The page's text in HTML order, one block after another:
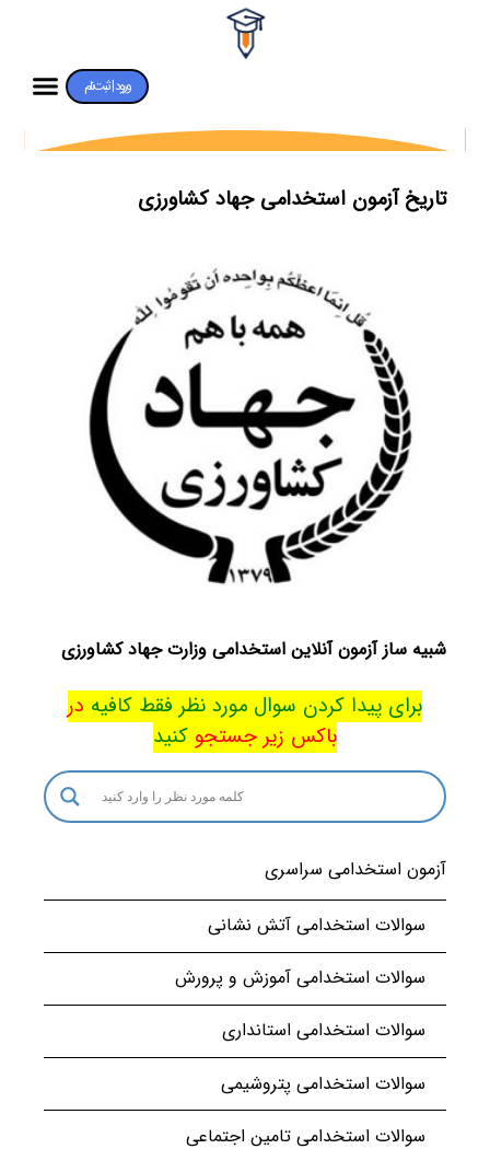
ورود | ثبت‌نام
تاریخ آزمون استخدامی جهاد کشاورزی
شبیه‌ ساز آزمون آنلاین استخدامی وزارت جهاد کشاورزی
برای پیدا کردن سوال مورد نظر فقط کافیه در
باکس زیر جستجو کنید
آزمون استخدامی سراسری
سوالات استخدامی آتش نشانی
سوالات استخدامی آموزش و پرورش
سوالات استخدامی استانداری
سوالات استخدامی پتروشیمی
سوالات استخدامی تامین اجتماعی